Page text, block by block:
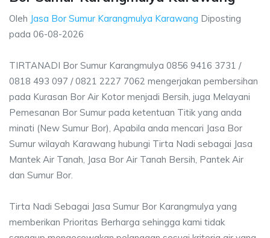
Oleh Jasa Bor Sumur Karangmulya Karawang Diposting
pada 06-08-2026
TIRTANADI Bor Sumur Karangmulya 0856 9416 3731 /
0818 493 097 / 0821 2227 7062 mengerjakan pembersihan
pada Kurasan Bor Air Kotor menjadi Bersih, juga Melayani
Pemesanan Bor Sumur pada ketentuan Titik yang anda
minati (New Sumur Bor), Apabila anda mencari Jasa Bor
Sumur wilayah Karawang hubungi Tirta Nadi sebagai Jasa
Mantek Air Tanah, Jasa Bor Air Tanah Bersih, Pantek Air
dan Sumur Bor.
Tirta Nadi Sebagai Jasa Sumur Bor Karangmulya yang
memberikan Prioritas Berharga sehingga kami tidak